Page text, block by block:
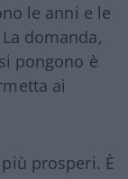
le anni e le
domanda,
pongono è
ai
prosperi. È